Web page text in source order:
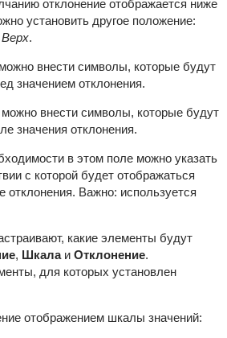
отклонение отображается ниже
установить другое положение:
Верх.
внести символы, которые будут
значением отклонения.
внести символы, которые будут
значения отклонения.
в этом поле можно указать
с которой будет отображаться
отклонения. Важно: используется
какие элементы будут
, Шкалаи Отклонение.
для которых установлен
отображением шкалы значений: